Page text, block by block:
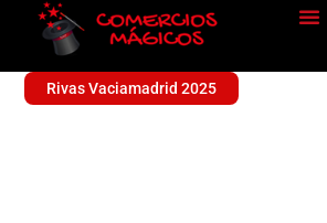
Rivas Vaciamadrid 2025